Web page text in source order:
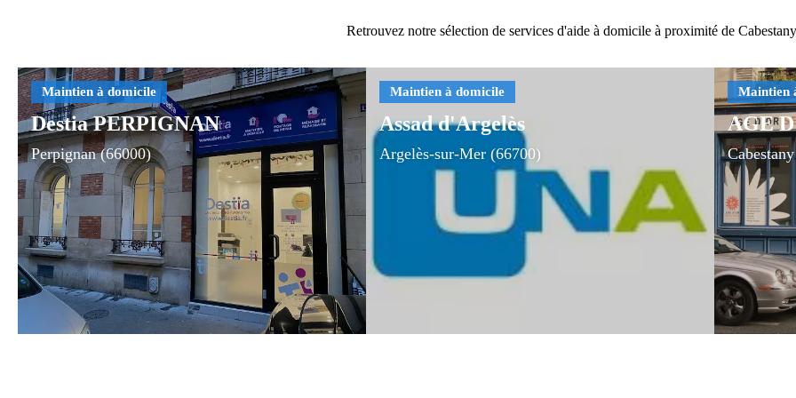
Retrouvez notre sélection de services d'aide à domicile à proximité de
Destia PERPIGNAN
Perpignan (66000)
Assad d'Argelès
Argelès-sur-Mer (66700)
AGE